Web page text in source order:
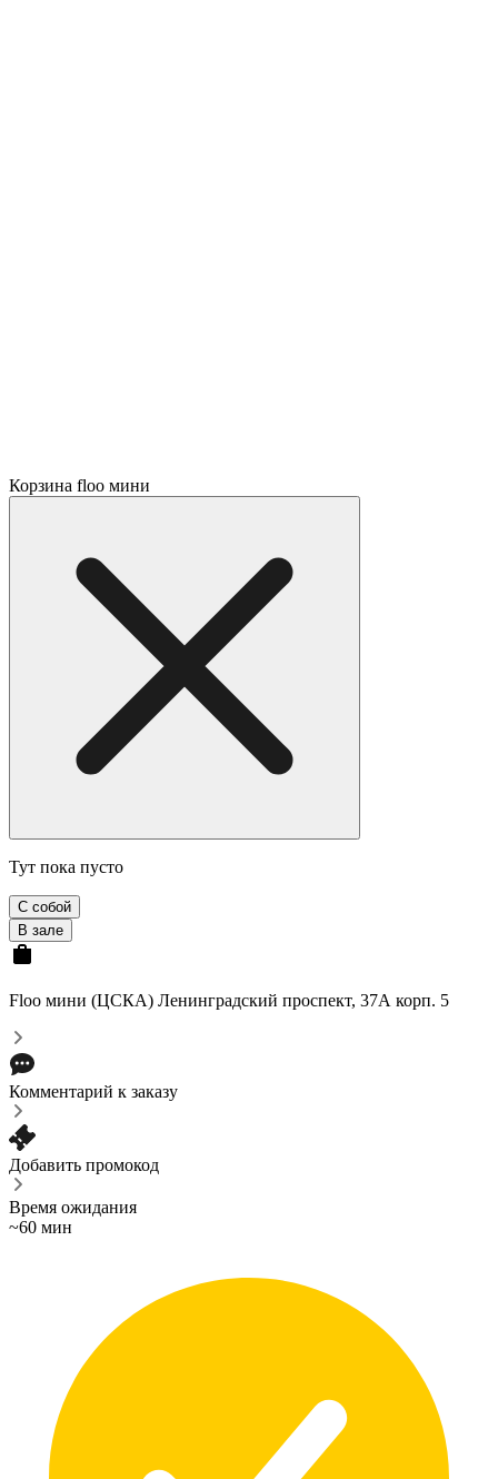
Корзина floo мини
Тут пока пусто
С собой
В зале
Floo мини (ЦСКА) Ленинградский проспект, 37А корп. 5
Комментарий к заказу
Добавить промокод
Время ожидания
~60 мин